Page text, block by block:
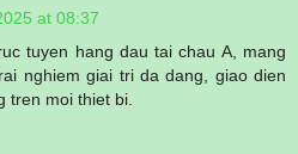
at 08:37
tuyen hang dau tai chau A, mang
nghiem giai tri da dang, giao dien
tren moi thiet bi.